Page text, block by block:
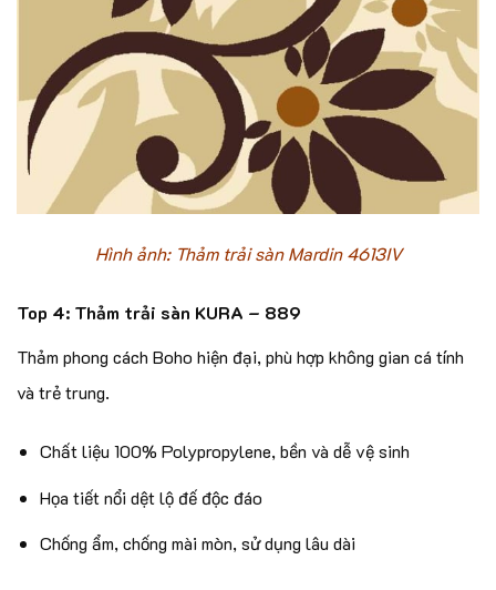
Hình ảnh: Thảm trải sàn Mardin 4613IV
Top 4: Thảm trải sàn KURA – 889
Thảm phong cách Boho hiện đại, phù hợp không gian cá tính
và trẻ trung.
Chất liệu 100% Polypropylene, bền và dễ vệ sinh
Họa tiết nổi dệt lộ đế độc đáo
Chống ẩm, chống mài mòn, sử dụng lâu dài